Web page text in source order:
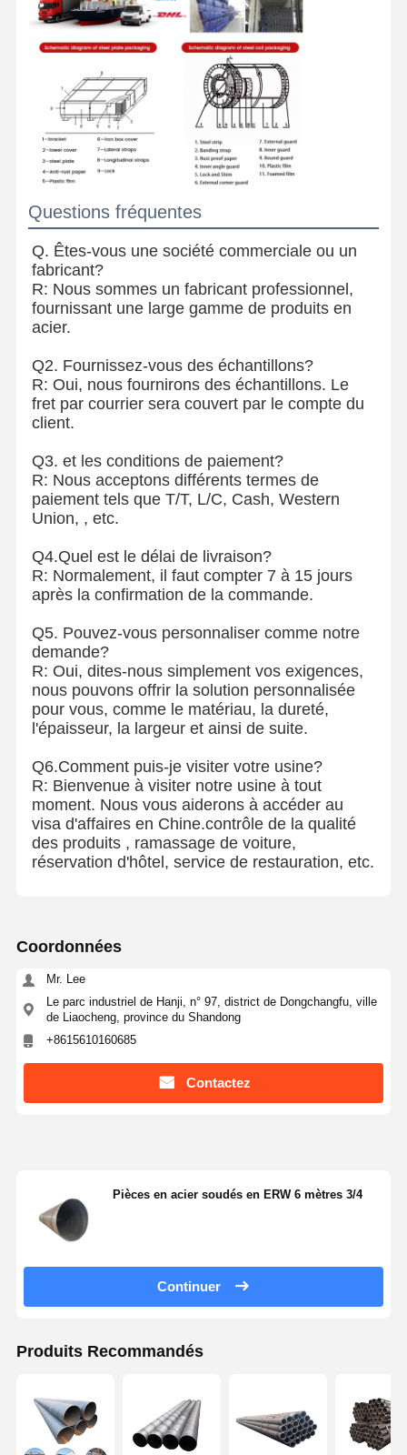
Questions fréquentes
Q. Êtes-vous une société commerciale ou un
fabricant?
R: Nous sommes un fabricant professionnel,
fournissant une large gamme de produits en
acier.
Q2. Fournissez-vous des échantillons?
R: Oui, nous fournirons des échantillons. Le
fret par courrier sera couvert par le compte du
client.
Q3. et les conditions de paiement?
R: Nous acceptons différents termes de
paiement tels que T/T, L/C, Cash, Western
Union, , etc.
Q4.Quel est le délai de livraison?
R: Normalement, il faut compter 7 à 15 jours
après la confirmation de la commande.
Q5. Pouvez-vous personnaliser comme notre
demande?
R: Oui, dites-nous simplement vos exigences,
nous pouvons offrir la solution personnalisée
pour vous, comme le matériau, la dureté,
l'épaisseur, la largeur et ainsi de suite.
Q6.Comment puis-je visiter votre usine?
R: Bienvenue à visiter notre usine à tout
moment. Nous vous aiderons à accéder au
visa d'affaires en Chine.contrôle de la qualité
des produits , ramassage de voiture,
réservation d'hôtel, service de restauration, etc.
Coordonnées
Mr. Lee
Le parc industriel de Hanji, n° 97, district de Dongchangfu, ville
de Liaocheng, province du Shandong
+8615610160685
Contactez
Pièces en acier soudés en ERW 6 mètres 3/4
Continuer
Produits Recommandés